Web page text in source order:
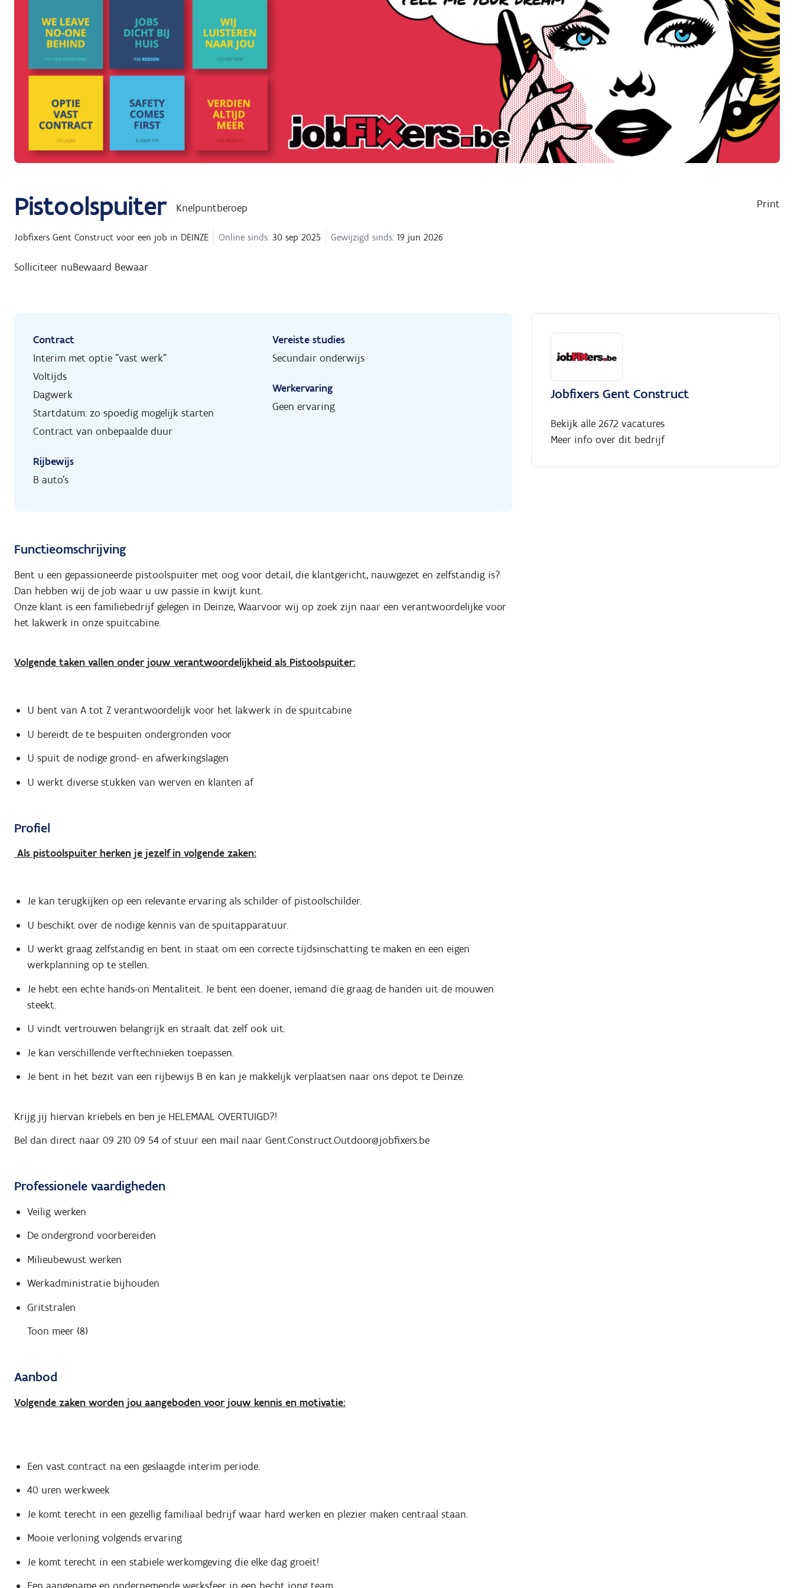
Pistoolspuiter Knelpuntberoep Print
Jobfixers Gent Construct voor een job in DEINZE Online sinds: 30 sep 2025 Gewijzigd sinds: 19 jun 2026
Solliciteer nuBewaard Bewaar
Contract
Interim met optie "vast werk"
Voltijds
Dagwerk
Startdatum: zo spoedig mogelijk starten
Contract van onbepaalde duur
Rijbewijs
B auto's
Vereiste studies
Secundair onderwijs
Werkervaring
Geen ervaring
Functieomschrijving
Bent u een gepassioneerde pistoolspuiter met oog voor detail, die klantgericht, nauwgezet en zelfstandig is?
Dan hebben wij de job waar u uw passie in kwijt kunt.
Onze klant is een familiebedrijf gelegen in Deinze, Waarvoor wij op zoek zijn naar een verantwoordelijke voor
het lakwerk in onze spuitcabine.
Volgende taken vallen onder jouw verantwoordelijkheid als Pistoolspuiter:
U bent van A tot Z verantwoordelijk voor het lakwerk in de spuitcabine
U bereidt de te bespuiten ondergronden voor
U spuit de nodige grond- en afwerkingslagen
U werkt diverse stukken van werven en klanten af
Profiel
Als pistoolspuiter herken je jezelf in volgende zaken:
Je kan terugkijken op een relevante ervaring als schilder of pistoolschilder.
U beschikt over de nodige kennis van de spuitapparatuur.
U werkt graag zelfstandig en bent in staat om een correcte tijdsinschatting te maken en een eigen
werkplanning op te stellen.
Je hebt een echte hands-on Mentaliteit. Je bent een doener, iemand die graag de handen uit de mouwen
steekt.
U vindt vertrouwen belangrijk en straalt dat zelf ook uit.
Je kan verschillende verftechnieken toepassen.
Je bent in het bezit van een rijbewijs B en kan je makkelijk verplaatsen naar ons depot te Deinze.
Krijg jij hiervan kriebels en ben je HELEMAAL OVERTUIGD?!
Bel dan direct naar 09 210 09 54 of stuur een mail naar Gent.Construct.Outdoor@jobfixers.be
Professionele vaardigheden
Veilig werken
De ondergrond voorbereiden
Milieubewust werken
Werkadministratie bijhouden
Gritstralen
Toon meer (8)
Aanbod
Volgende zaken worden jou aangeboden voor jouw kennis en motivatie:
Een vast contract na een geslaagde interim periode.
40 uren werkweek
Je komt terecht in een gezellig familiaal bedrijf waar hard werken en plezier maken centraal staan.
Mooie verloning volgends ervaring
Je komt terecht in een stabiele werkomgeving die elke dag groeit!
Jobfixers Gent Construct
Bekijk alle 2672 vacatures
Meer info over dit bedrijf